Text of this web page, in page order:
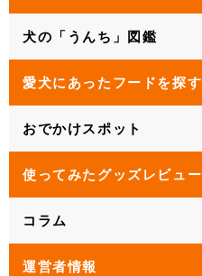
犬の「うんち」図鑑
愛犬にあったフードを探す
おでかけスポット
使ってみたグッズレビュー
コラム
運営者情報